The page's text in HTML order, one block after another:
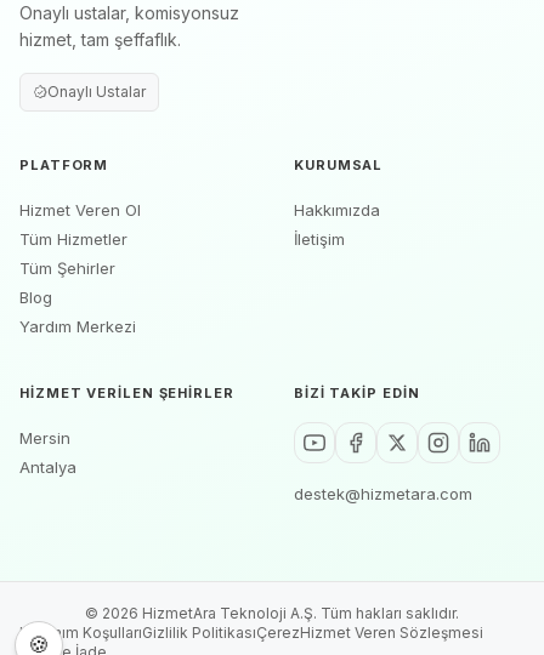
Onaylı ustalar, komisyonsuz
hizmet, tam şeffaflık.
Onaylı Ustalar
PLATFORM
Hizmet Veren Ol
Tüm Hizmetler
Tüm Şehirler
Blog
Yardım Merkezi
KURUMSAL
Hakkımızda
İletişim
HIZMET VERILEN ŞEHIRLER
Mersin
Antalya
BIZI TAKIP EDIN
destek@hizmetara.com
© 2026 HizmetAra Teknoloji A.Ş. Tüm hakları saklıdır.
Kullanım KoşullarıGizlilik PolitikasıÇerezHizmet Veren Sözleşmesi
İptal ve İade
🍪